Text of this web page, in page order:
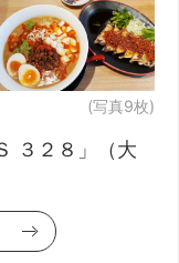
(写真9枚)
３２８」（大